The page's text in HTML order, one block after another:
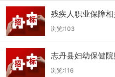
残疾人职业保障
开招标招标公告
浏览:103
志丹县妇幼保健
公告
浏览:116